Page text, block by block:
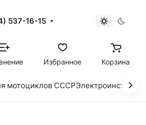
537-16-15
Избранное Корзина
мотоциклов СССР